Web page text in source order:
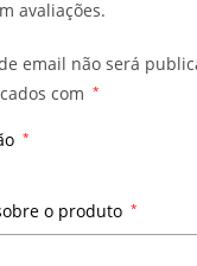
avaliações.
email não será
com
*
*
o produto *